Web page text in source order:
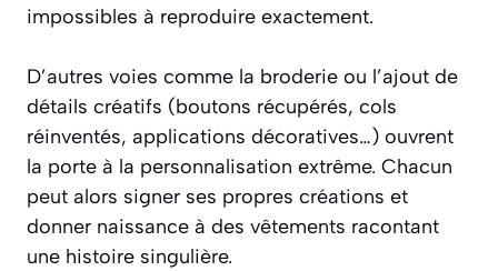
impossibles à reproduire exactement.
D’autres voies comme la broderie ou l’ajout de
détails créatifs (boutons récupérés, cols
réinventés, applications décoratives…) ouvrent
la porte à la personnalisation extrême. Chacun
peut alors signer ses propres créations et
donner naissance à des vêtements racontant
une histoire singulière.